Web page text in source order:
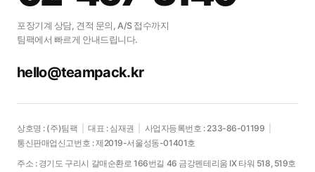
포장기계 상담, 견적 문의, A/S 접수까지
팀팩에서 빠르게 안내드립니다.
hello@teampack.kr
상호명 : (주)팀팩 대표 : 심재권 사업자등록번호 : 233-86-01199
통신판매업신고번호 : 제2019-서울성동-01401호
주소 : 경기도 구리시 갈매순환로 166번길 46 금강펜테리움 IX 타워 518, 519호